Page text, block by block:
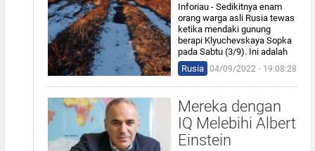
Inforiau - Sedikitnya enam
orang warga asli Rusia tewas
ketika mendaki gunung
berapi Klyuchevskaya Sopka
pada Sabtu (3/9). Ini adalah
Rusia
04/09/2022 ⋅ 19:08:28
Mereka dengan
IQ Melebihi Albert
Einstein